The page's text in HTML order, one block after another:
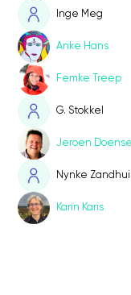
Inge Meg
Anke Hans
Femke Treep
G. Stokkel
Jeroen
Nynke
Karin Karis